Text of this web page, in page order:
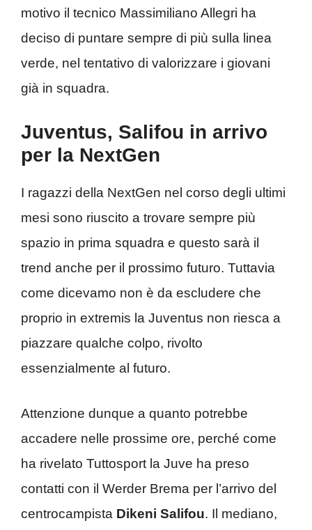
motivo il tecnico Massimiliano Allegri ha
deciso di puntare sempre di più sulla linea
verde, nel tentativo di valorizzare i giovani
già in squadra.
Juventus, Salifou in arrivo
per la NextGen
I ragazzi della NextGen nel corso degli ultimi
mesi sono riuscito a trovare sempre più
spazio in prima squadra e questo sarà il
trend anche per il prossimo futuro. Tuttavia
come dicevamo non è da escludere che
proprio in extremis la Juventus non riesca a
piazzare qualche colpo, rivolto
essenzialmente al futuro.
Attenzione dunque a quanto potrebbe
accadere nelle prossime ore, perché come
ha rivelato Tuttosport la Juve ha preso
contatti con il Werder Brema per l’arrivo del
centrocampista Dikeni Salifou. Il mediano,